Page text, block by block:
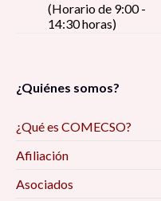
(Horario de 9:00 -
14:30 horas)
¿Quiénes somos?
¿Qué es COMECSO?
Afiliación
Asociados